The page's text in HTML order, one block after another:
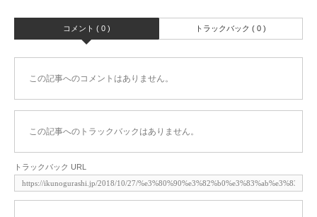
コメント ( 0 ) トラックバック ( 0 )
この記事へのコメントはありません。
この記事へのトラックバックはありません。
トラックバック URL